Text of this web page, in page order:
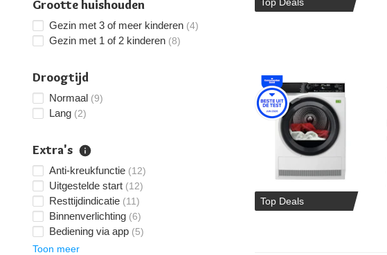
Top Deals
Top Deals
Grootte huishouden
Gezin met 3 of meer kinderen (4)
Gezin met 1 of 2 kinderen (8)
Droogtijd
Normaal (9)
Lang (2)
Extra's
Anti-kreukfunctie (12)
Uitgestelde start (12)
Resttijdindicatie (11)
Binnenverlichting (6)
Bediening via app (5)
Toon meer